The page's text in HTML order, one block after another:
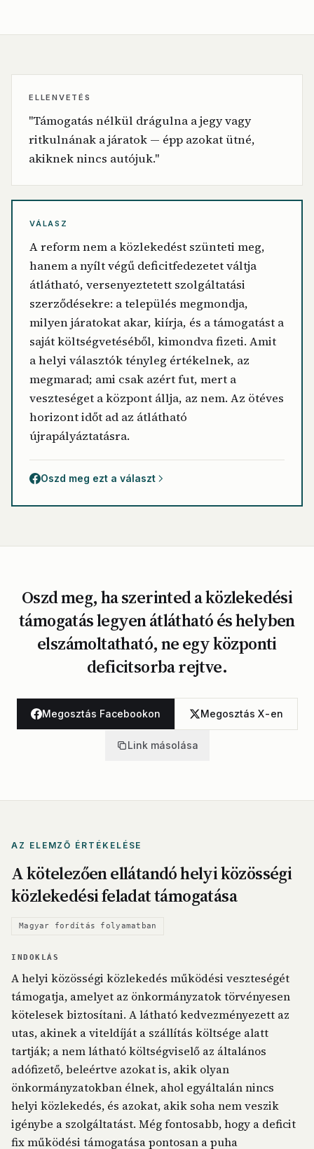
ELLENVETÉS
"Támogatás nélkül drágulna a jegy vagy
ritkulnának a járatok — épp azokat ütné,
akiknek nincs autójuk."
VÁLASZ
A reform nem a közlekedést szünteti meg,
hanem a nyílt végű deficitfedezetet váltja
átlátható, versenyeztetett szolgáltatási
szerződésekre: a település megmondja,
milyen járatokat akar, kiírja, és a támogatást a
saját költségvetéséből, kimondva fizeti. Amit
a helyi választók tényleg értékelnek, az
megmarad; ami csak azért fut, mert a
veszteséget a központ állja, az nem. Az ötéves
horizont időt ad az átlátható
újrapályáztatásra.
Oszd meg ezt a választ
Oszd meg, ha szerinted a közlekedési
támogatás legyen átlátható és helyben
elszámoltatható, ne egy központi
deficitsorba rejtve.
Megosztás Facebookon Megosztás X-en
Link másolása
AZ ELEMZŐ ÉRTÉKELÉSE
A kötelezően ellátandó helyi közösségi
közlekedési feladat támogatása
Magyar fordítás folyamatban
INDOKLÁS
A helyi közösségi közlekedés működési veszteségét
támogatja, amelyet az önkormányzatok törvényesen
kötelesek biztosítani. A látható kedvezményezett az
utas, akinek a viteldíját a szállítás költsége alatt
tartják; a nem látható költségviselő az általános
adófizető, beleértve azokat is, akik olyan
önkormányzatokban élnek, ahol egyáltalán nincs
helyi közlekedés, és azokat, akik soha nem veszik
igénybe a szolgáltatást. Még fontosabb, hogy a deficit
fix működési támogatása pontosan a puha